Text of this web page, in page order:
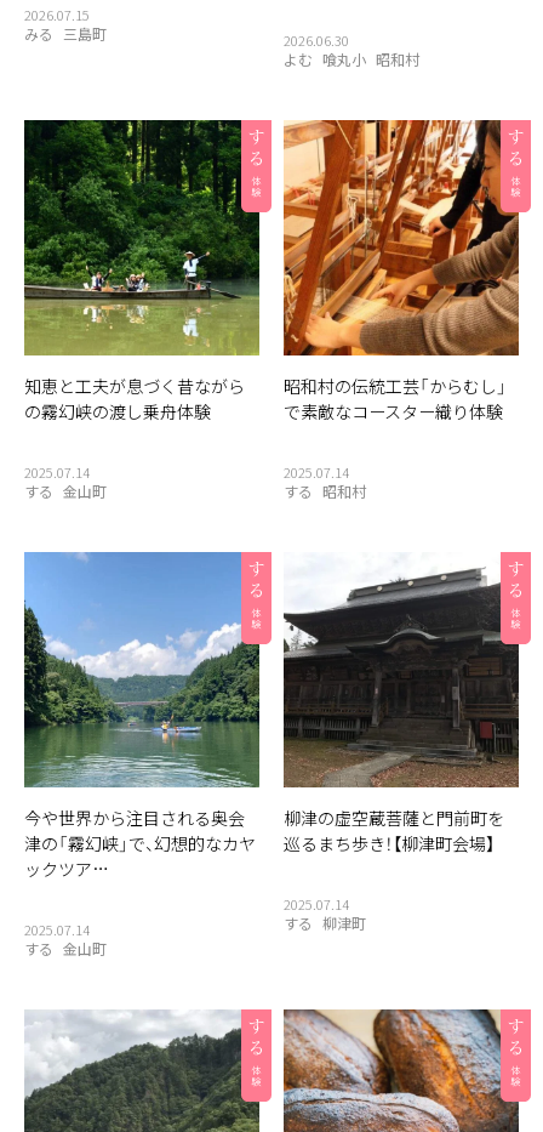
2026.07.15
みる 三島町 2026.06.30
よむ 喰丸小 昭和村
知恵と工夫が息づく昔ながら
の霧幻峡の渡し乗舟体験
2025.07.14
する 金山町
昭和村の伝統工芸「からむし」
で素敵なコースター織り体験
2025.07.14
する 昭和村
今や世界から注目される奥会
津の「霧幻峡」で、幻想的なカヤ
ックツア…
2025.07.14
する 金山町
柳津の虚空蔵菩薩と門前町を
巡るまち歩き！【柳津町会場】
2025.07.14
する 柳津町